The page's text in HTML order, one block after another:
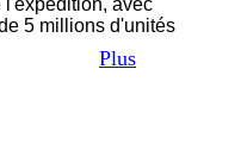
l'expédition, avec
5 millions d'unités
Plus